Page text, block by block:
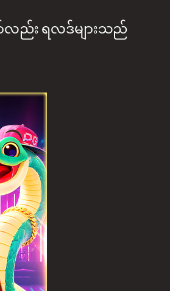
လည်း ရလဒ်များသည်